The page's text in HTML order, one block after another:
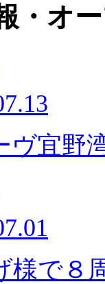
・オ
ヴ宜
様で